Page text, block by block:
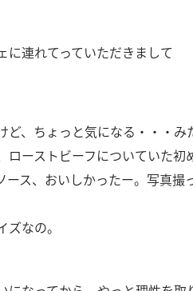
に連れてっていただきまして
ど、ちょっと気になる・・・み
ローストビーフについていた初
ース、おいしかったー。写真撮
なの。